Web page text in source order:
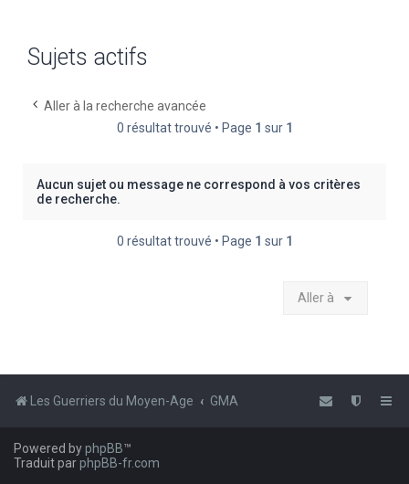
Sujets actifs
Aller à la recherche avancée
0 résultat trouvé • Page 1 sur 1
Aucun sujet ou message ne correspond à vos critères
de recherche.
0 résultat trouvé • Page 1 sur 1
Aller à
Les Guerriers du Moyen-Age GMA
Powered byphpBB™
Traduit parphpBB-fr.com